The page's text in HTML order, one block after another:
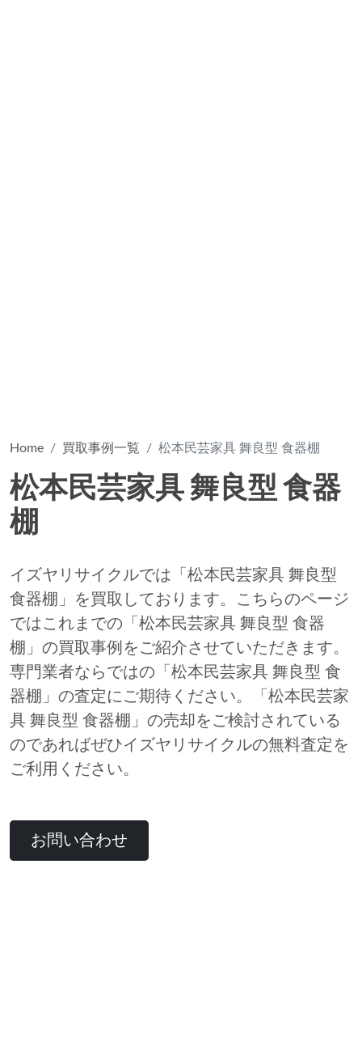
Home 買取事例一覧 松本民芸家具 舞良型 食器棚
松本民芸家具 舞良型 食器
棚
イズヤリサイクルでは「松本民芸家具 舞良型
食器棚」を買取しております。こちらのページ
ではこれまでの「松本民芸家具 舞良型 食器
棚」の買取事例をご紹介させていただきます。
専門業者ならではの「松本民芸家具 舞良型 食
器棚」の査定にご期待ください。「松本民芸家
具 舞良型 食器棚」の売却をご検討されている
のであればぜひイズヤリサイクルの無料査定を
ご利用ください。
お問い合わせ